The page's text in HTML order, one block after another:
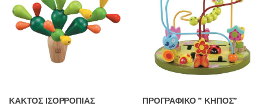
ΚΑΚΤΟΣ ΙΣΟΡΡΟΠΙΑΣ ΠΡΟΓΡΑΦΙΚΟ ” ΚΗΠΟΣ”